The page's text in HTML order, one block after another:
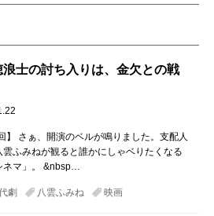
士の討ち入りは、金欠との戦
さぁ、開演のベルが鳴りました。支配人
ふみねが観ると誰かにしゃベりたくなる
ネマ」。 &nbsp…
劇 八雲ふみね 映画